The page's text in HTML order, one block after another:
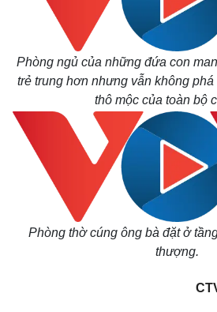
Phòng ngủ của những đứa con
trẻ trung hơn nhưng vẫn không
thô mộc của toàn bộ
Phòng thờ cúng ông bà đặt ở
thượng.